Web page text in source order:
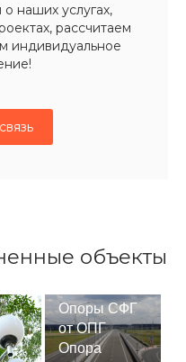
наших услугах,
рассчитаем
индивидуальное
объекты
Опоры СФГ
от ОПГ
Опора